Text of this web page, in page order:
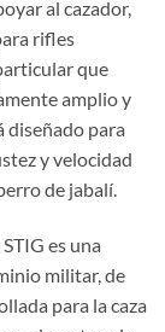
al cazador,
rifles
que
amplio y
diseñado para
y velocidad
de jabalí.
es una
militar, de
para la caza